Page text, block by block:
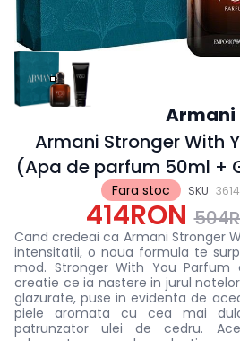
Fara stoc SKU
Armani
Armani Stronger With
(Apa de parfum 50ml +
414RON
Cand credeai ca Armani Stronger
intensitatii, o noua formula te
mod. Stronger With You
creatie ce ia nastere in jurul
glazurate, puse in evidenta de
piele aromata cu cea mai
patrunzator ulei de cedru.